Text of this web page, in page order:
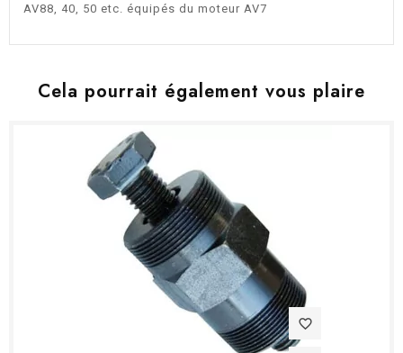
AV88, 40, 50 etc. équipés du moteur AV7
Cela pourrait également vous plaire
favorite_border